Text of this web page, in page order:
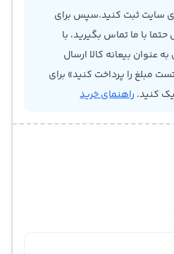
سایت ثبت کنید.سپس برای
با ما تماس بگیرید، با
عنوان بیعانه کالا ارسال
مبلغ را پرداخت کنید» برای
کنید. راهنمای خرید